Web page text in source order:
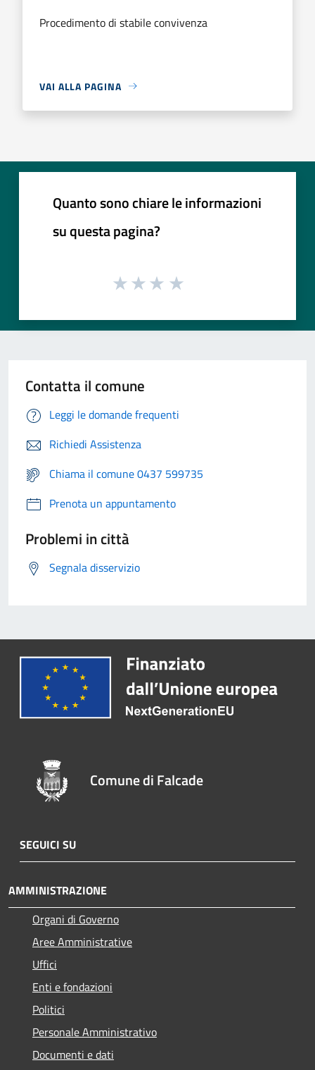
Procedimento di stabile convivenza
VAI ALLA PAGINA
Quanto sono chiare le informazioni
su questa pagina?
Contatta il comune
Leggi le domande frequenti
Richiedi Assistenza
Chiama il comune 0437 599735
Prenota un appuntamento
Problemi in città
Segnala disservizio
Comune di Falcade
SEGUICI SU
AMMINISTRAZIONE
Organi di Governo
Aree Amministrative
Uffici
Enti e fondazioni
Politici
Personale Amministrativo
Documenti e dati